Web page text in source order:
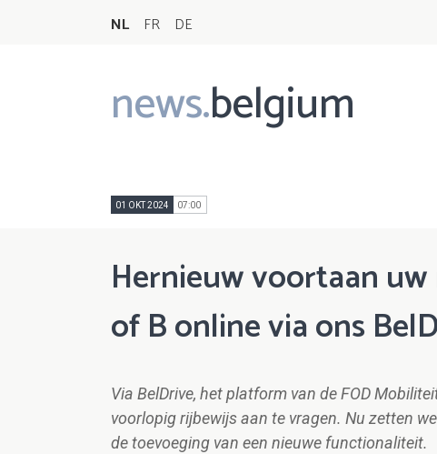
NL FR DE
news.belgium
Main
navigation
01 OKT 2024 07:00
Hernieuw voortaan
of B online via ons
Via BelDrive, het platform van de FOD
voorlopig rijbewijs aan te vragen. Nu zetten
de toevoeging van een nieuwe functionaliteit.